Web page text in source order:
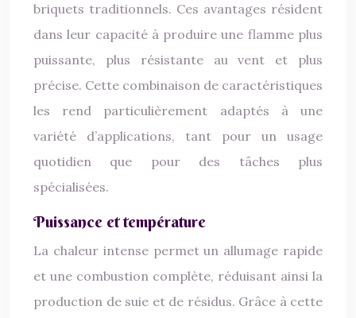
briquets traditionnels. Ces avantages résident
dans leur capacité à produire une flamme plus
puissante, plus résistante au vent et plus
précise. Cette combinaison de caractéristiques
les rend particulièrement adaptés à une
variété d’applications, tant pour un usage
quotidien que pour des tâches plus
spécialisées.
Puissance et température
La chaleur intense permet un allumage rapide
et une combustion complète, réduisant ainsi la
production de suie et de résidus. Grâce à cette